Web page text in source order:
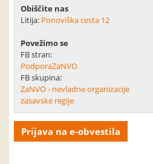
Obiščite nas
Litija: Ponoviška cesta 12
Povežimo se
FB stran:
PodporaZaNVO
FB skupina:
ZaNVO - nevladne organizacije
zasavske regije
Prijava na e-obvestila